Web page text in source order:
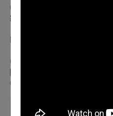
◎
將顯示專屬折扣方案】
◎身心障礙人士及陪同者1名購
◎